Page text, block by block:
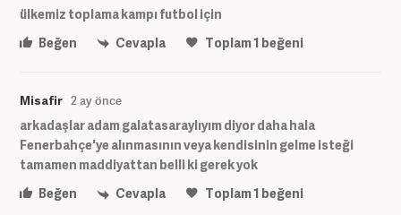
ülkemiz toplama kampı futbol için
Beğen
Cevapla Toplam1 beğeni
Misafir 2 ay önce
arkadaşlar adam galatasaraylıyım diyor daha hala
Fenerbahçe'ye alınmasının veya kendisinin gelme isteği
tamamen maddiyattan belli ki gerek yok
Beğen
Cevapla Toplam1 beğeni